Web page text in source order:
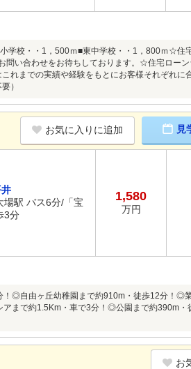
学校・・1，500ｍ■東中学校・・1，800ｍ☆
問い合わせをお待ちしております。☆住宅ロー
れまでの実績や経験をもとにお客様それぞれ
）
お気に入りに追加 見
場駅 バス6分/「宝
3分
1,580
万円
◎自由ヶ丘幼稚園まで約910m・徒歩12分！◎
まで約1.5Km・車で3分！◎公園まで約390m
お